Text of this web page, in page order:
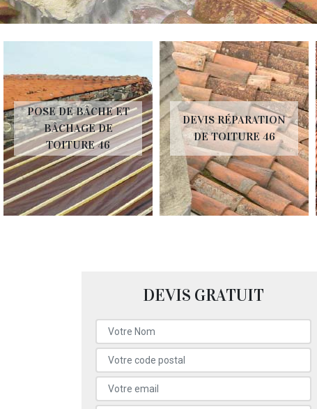
POSE DE BÂCHE ET
BÂCHAGE DE
TOITURE 46
DEVIS RÉPARATION
DE TOITURE 46
DEVIS GRATUIT